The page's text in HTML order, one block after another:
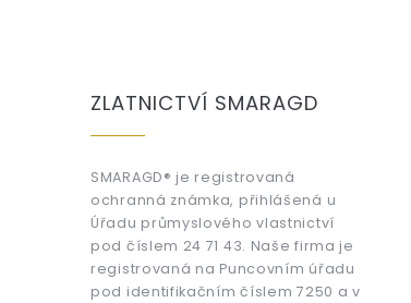
ZLATNICTVÍ SMARAGD
SMARAGD® je registrovaná
ochranná známka, přihlášená u
Úřadu průmyslového vlastnictví
pod číslem 24 71 43. Naše firma je
registrovaná na Puncovním úřadu
pod identifikačním číslem 7250 a v